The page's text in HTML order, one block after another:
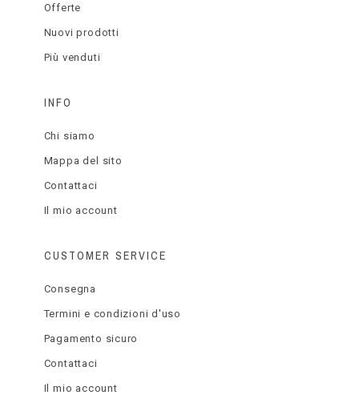
Offerte
Nuovi prodotti
Più venduti
INFO
Chi siamo
Mappa del sito
Contattaci
Il mio account
CUSTOMER SERVICE
Consegna
Termini e condizioni d'uso
Pagamento sicuro
Contattaci
Il mio account